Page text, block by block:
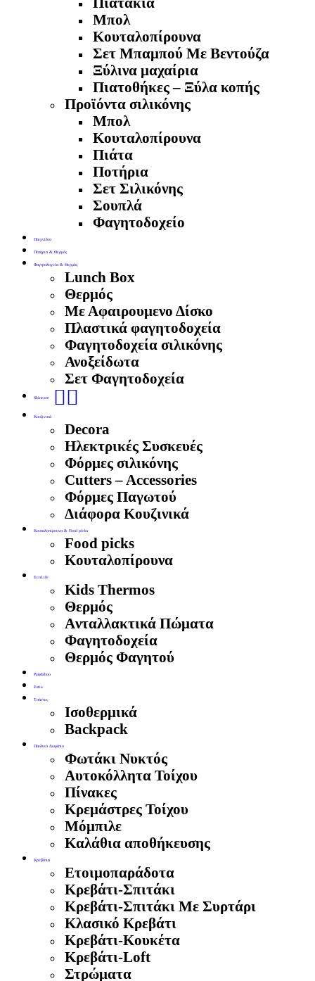
Μπολ
Κουταλοπίρουνα
Σετ Μπαμπού Με Βεντούζα
Ξύλινα μαχαίρια
Πιατοθήκες – Ξύλα κοπής
Προϊόντα σιλικόνης
Μπολ
Κουταλοπίρουνα
Πιάτα
Ποτήρια
Σετ Σιλικόνης
Σουπλά
Φαγητοδοχείο
Παιχνίδια
Ποτήρια & Θερμός
Φαγητοδοχεία & Θερμός
Lunch Box
Θερμός
Με Αφαιρουμενο Δίσκο
Πλαστικά φαγητοδοχεία
Φαγητοδοχεία σιλικόνης
Ανοξείδωτα
Σετ Φαγητοδοχεία
Skincare 🧖‍♀️
Κουζινικά
Decora
Ηλεκτρικές Συσκευές
Φόρμες σιλικόνης
Cutters – Accessories
Φόρμες Παγωτού
Διάφορα Κουζινικά
Κουταλοπίρουνα & Food picks
Food picks
Κουταλοπίρουνα
EcoLife
Kids Thermos
Θερμός
Aνταλλακτικά Πώματα
Φαγητοδοχεία
Θερμός Φαγητού
Pandaboo
Estia
Τσάντες
Ισοθερμικά
Backpack
Παιδικό Δωμάτιο
Φωτάκι Νυκτός
Αυτοκόλλητα Τοίχου
Πίνακες
Κρεμάστρες Τοίχου
Μόμπιλε
Καλάθια αποθήκευσης
Κρεβάτια
Ετοιμοπαράδοτα
Κρεβάτι-Σπιτάκι
Κρεβάτι-Σπιτάκι Με Συρτάρι
Κλασικό Κρεβάτι
Κρεβάτι-Κουκέτα
Κρεβάτι-Loft
Στρώματα